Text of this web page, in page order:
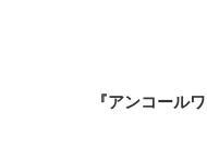
『アンコール